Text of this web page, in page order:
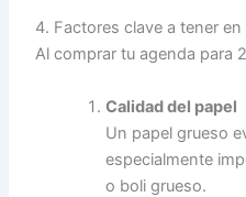
4. Factores clave a tener en
Al comprar tu agenda para
Calidad del papel
Un papel grueso
especialmente
o boli grueso.